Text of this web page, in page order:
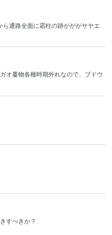
ら通路全面に霜柱の跡がががサヤエ
オ蔓物各種時期外れなので、ブドウ
すべきか？